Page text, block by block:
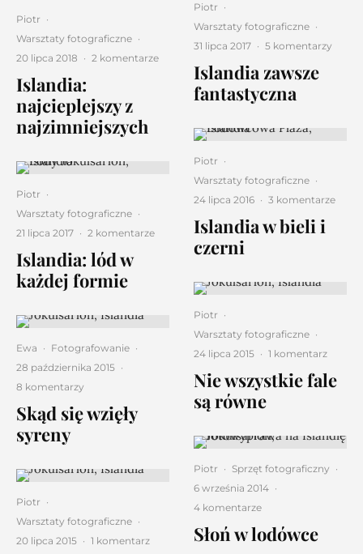
Piotr ·
Warsztaty fotograficzne ·
20 lipca 2018 · 2 komentarze
Islandia:
najcieplejszy z
najzimniejszych
Piotr ·
Warsztaty fotograficzne ·
21 lipca 2017 · 2 komentarze
Islandia: lód w
każdej formie
Ewa · Fotografowanie ·
28 października 2015 ·
8 komentarzy
Skąd się wzięły
syreny
Piotr ·
Warsztaty fotograficzne ·
20 lipca 2015 · 1 komentarz
Piotr ·
Warsztaty fotograficzne ·
31 lipca 2017 · 5 komentarzy
Islandia zawsze
fantastyczna
Piotr ·
Warsztaty fotograficzne ·
24 lipca 2016 · 3 komentarze
Islandia w bieli i
czerni
Piotr ·
Warsztaty fotograficzne ·
24 lipca 2015 · 1 komentarz
Nie wszystkie fale
są równe
Piotr · Sprzęt fotograficzny ·
6 września 2014 ·
4 komentarze
Słoń w lodówce